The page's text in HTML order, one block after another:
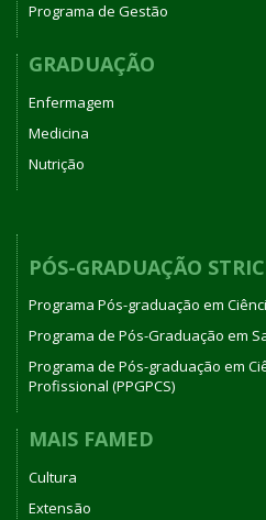
Programa de Gestão
GRADUAÇÃO
Enfermagem
Medicina
Nutrição
PÓS-GRADUAÇÃO
Programa Pós-graduação em
Programa de Pós-Graduação em
Programa de Pós-graduação em
Profissional (PPGPCS)
MAIS FAMED
Cultura
Extensão